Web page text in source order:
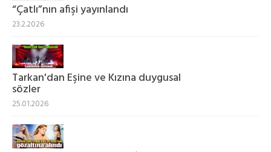
“Çatlı”nın afişi yayınlandı
23.2.2026
Tarkan'dan Eşine ve Kızına duygusal
sözler
25.01.2026